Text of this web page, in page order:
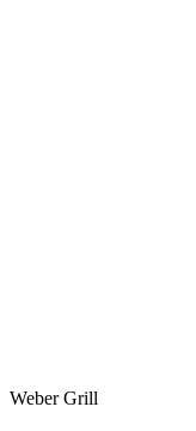
Weber Grill